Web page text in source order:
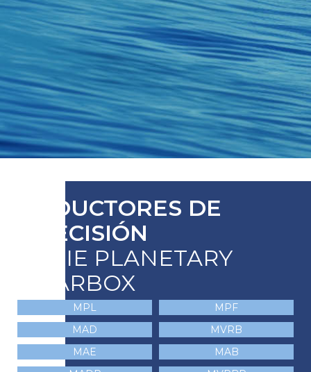
REDUCTORES DE
PRECISIÓN
SERIE PLANETARY
GEARBOX
MPL
MPF
MAD
MVRB
MAE
MAB